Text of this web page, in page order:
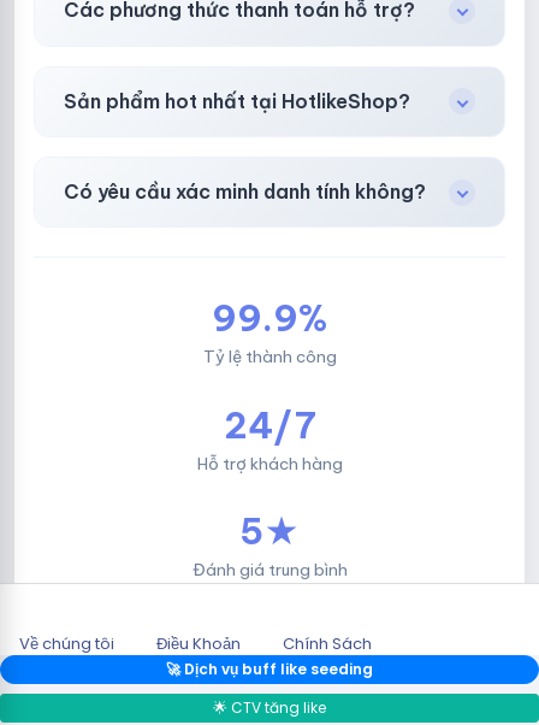
Về chúng tôi Điều Khoản
Chính Sách
2026 © HOTLIKESHOP.NET.
sách công khai.
Các phương thức thanh toán hỗ trợ?
các ví điện tử phổ biến.
Sản phẩm hot nhất tại HotlikeShop?
Có yêu cầu xác minh danh tính không?
99.9%
Tỷ lệ thành công
24/7
Hỗ trợ khách hàng
5★
Đánh giá trung bình
🚀 Dịch vụ buff like seeding
🌟 CTV tăng like